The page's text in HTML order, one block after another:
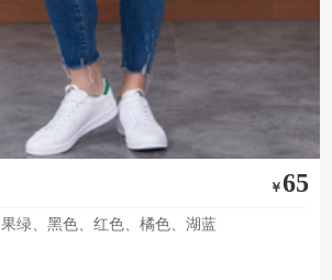
￥65
绿、黑色、红色、橘色、湖蓝